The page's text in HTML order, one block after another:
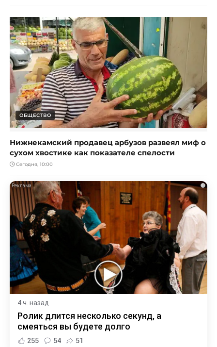
ОБЩЕСТВО
Нижнекамский продавец арбузов развеял миф о
сухом хвостике как показателе спелости
Сегодня, 10:00
i
4 ч. назад
Ролик длится несколько секунд, а
смеяться вы будете долго
255 54 51